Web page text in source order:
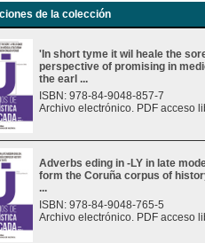
de la colección
'In short tyme it wil heale the
perspective of promising in
the earl ...
ISBN: 978-84-9048-857-7
Archivo electrónico. PDF acceso
Adverbs eding in -LY in late
form the Coruña corpus of
...
ISBN: 978-84-9048-765-5
Archivo electrónico. PDF acceso